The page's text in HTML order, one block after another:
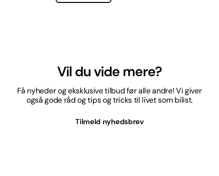
Vil du vide mere?
Få nyheder og eksklusive tilbud før alle andre! Vi giver
også gode råd og tips og tricks til livet som bilist.
Tilmeld nyhedsbrev